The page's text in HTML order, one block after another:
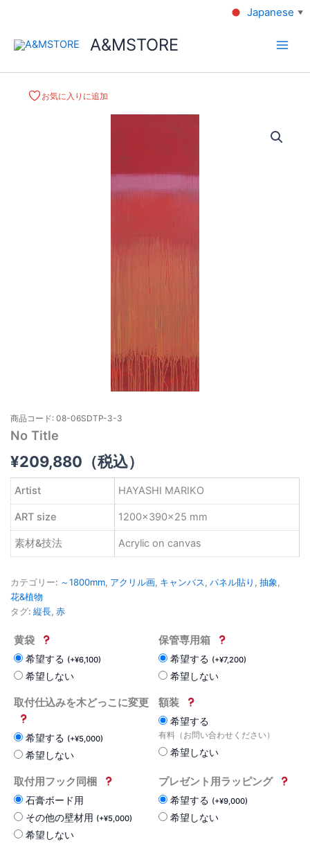
A&MSTORE
お気に入りに追加
商品コード: 08-06SDTP-3-3
No Title
¥209,880 （税込）
Artist HAYASHI MARIKO
ART size 1200×390×25 mm
素材&技法 Acrylic on canvas
カテゴリー: ～1800mm, アクリル画, キャンバス, パネル貼り , 抽象,
花&植物
タグ: 縦長, 赤
黄袋
希望する (+¥6,100)
希望しない
保管専用箱
希望する (+¥7,200)
希望しない
取付仕込みを木どっこに変更
希望する (+¥5,000)
希望しない
額装
希望する
有料（お問い合わせください）
希望しない
取付用フック同梱
石膏ボード用
その他の壁材用 (+¥5,000)
希望しない
プレゼント用ラッピング
希望する (+¥9,000)
希望しない
Japanese ▼